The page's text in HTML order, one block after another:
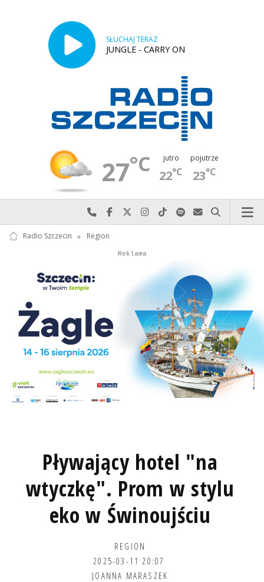
SŁUCHAJ TERAZ
JUNGLE - CARRY ON
27°C jutro
22°C
pojutrze
23°C
Najlepiej po prostu do nas zadzwoń
Odwiedź nas na Facebook-u
Odwiedź nas na X
Odwiedź nas na Instagram-ie
Odwiedź nas na TikTok-u
Szukaj nas na Spotify
Wyślij do nas
Szukaj
Radio Szczecin » Region
Autopromocja
Reklama
Pływający hotel "na
wtyczkę". Prom w stylu
eko w Świnoujściu
REGION
2025-03-11 20:07
JOANNA MARASZEK